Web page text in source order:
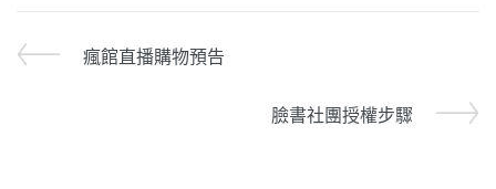
瘋館直播購物預告
臉書社團授權步驟